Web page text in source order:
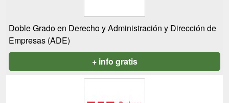
Doble Grado en Derecho y Administración y Dirección de
Empresas (ADE)
+ info gratis